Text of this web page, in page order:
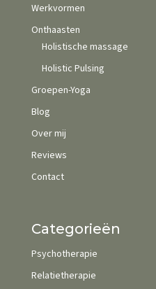
Werkvormen
Onthaasten
Holistische massage
Holistic Pulsing
Groepen-Yoga
Blog
Over mij
Reviews
Contact
Categorieën
Psychotherapie
Relatietherapie